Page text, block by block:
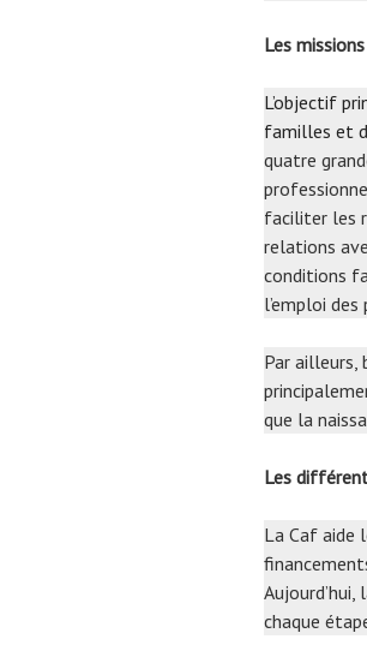
Les
L’objectif
familles et
quatre
faciliter les
relations
conditions
l’emploi
Par ailleurs,
que la
Les
La Caf aide
chaque